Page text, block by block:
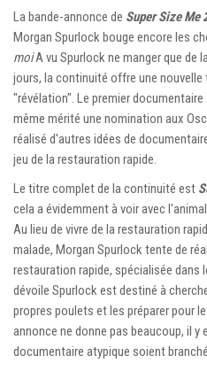
La bande-annonce de Super Size Me
Morgan Spurlock bouge encore les
moiA vu Spurlock ne manger que de
jours, la continuité offre une nouvelle
"révélation". Le premier
même mérité une nomination aux
réalisé d'autres idées de
jeu de la restauration rapide.
Le titre complet de la continuité est
cela a évidemment à voir avec
Au lieu de vivre de la restauration
malade, Morgan Spurlock tente de
restauration rapide, spécialisée dans
dévoile Spurlock est destiné à
propres poulets et les préparer pour
annonce ne donne pas beaucoup, il y
documentaire atypique soient